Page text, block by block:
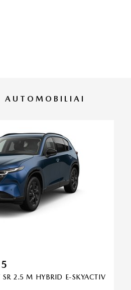
AUTOMOBILIAI
2.5 M HYBRID E-SKYACTIV